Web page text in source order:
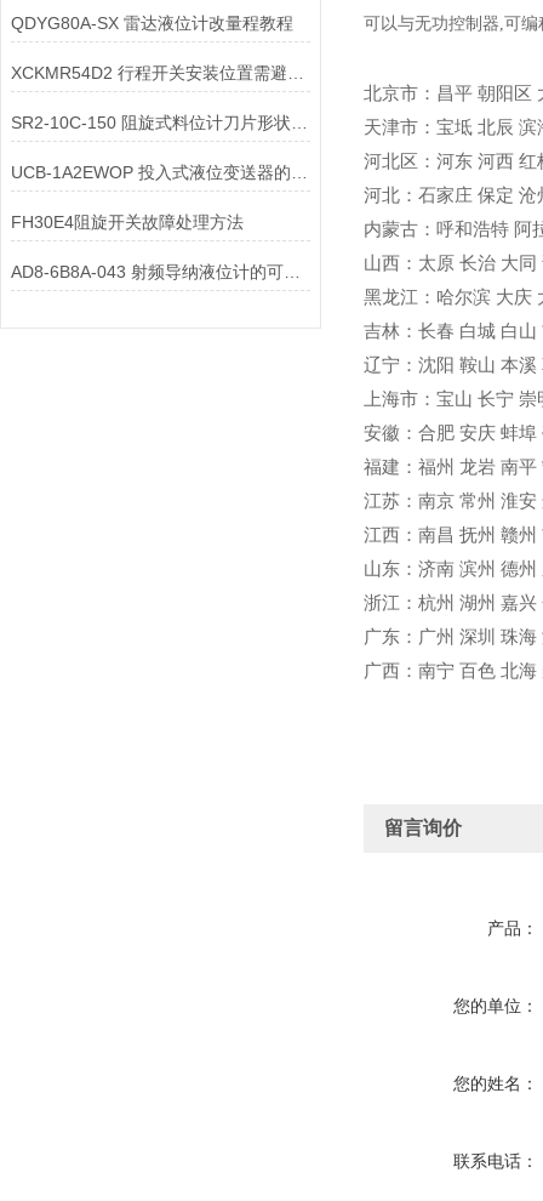
QDYG80A-SX 雷达液位计改量程教程
FH30E4阻旋开关故障处理方法
AD8-6B8A-043 射频导纳液位计的可靠性分析
可以与无功控制器,可编
北京市 ： 昌平 朝阳区
天津市 ： 宝坻 北辰 滨
河北区 ： 河东 河西 红
河北 ： 石家庄 保定 沧
内蒙古 ： 呼和浩特 阿
山西 ： 太原 长治 大同
黑龙江 ： 哈尔滨 大庆
吉林 ： 长春 白城 白山
辽宁 ： 沈阳 鞍山 本溪
上海市 ： 宝山 长宁 崇
安徽 ： 合肥 安庆 蚌埠
福建 ： 福州 龙岩 南平
江苏 ： 南京 常州 淮安
江西 ： 南昌 抚州 赣州
山东 ： 济南 滨州 德州
浙江 ： 杭州 湖州 嘉兴
广东 ： 广州 深圳 珠海
广西 ： 南宁 百色 北海
留言询价
产品：
您的单位：
您的姓名：
联系电话：